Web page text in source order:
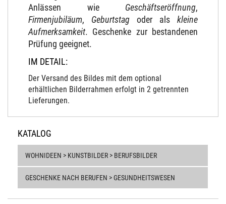
Anlässen wie Geschäftseröffnung,
Firmenjubiläum, Geburtstag oder als kleine
Aufmerksamkeit. Geschenke zur bestandenen
Prüfung geeignet.
IM DETAIL:
Der Versand des Bildes mit dem optional
erhältlichen Bilderrahmen erfolgt in 2 getrennten
Lieferungen.
KATALOG
WOHNIDEEN > KUNSTBILDER > BERUFSBILDER
GESCHENKE NACH BERUFEN > GESUNDHEITSWESEN